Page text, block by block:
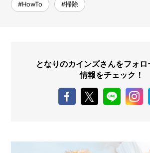
#HowTo #掃除
となりのカインズさんをフォ
情報をチェック！